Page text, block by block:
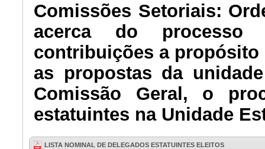
Comissões Setoriais:
acerca do processo
contribuições a propósito
as propostas da
Comissão Geral, o
estatuintes na Unidade
LISTA NOMINAL DE DELEGADOS ESTATUINTES ELEITOS